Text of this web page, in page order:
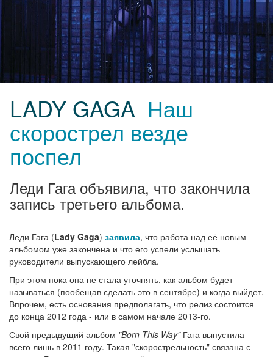
LADY GAGA Наш
скорострел везде
поспел
Леди Гага объявила, что закончила
запись третьего альбома.
Леди Гага (Lady Gaga) заявила, что работа над её новым
альбомом уже закончена и что его успели услышать
руководители выпускающего лейбла.
При этом пока она не стала уточнять, как альбом будет
называться (пообещав сделать это в сентябре) и когда выйдет.
Впрочем, есть основания предполагать, что релиз состоится
до конца 2012 года - или в самом начале 2013-го.
Свой предыдущий альбом "Born This Way"Гага выпустила
всего лишь в 2011 году. Такая "скорострельность" связана с